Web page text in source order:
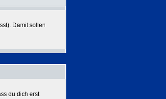
Damit sollen
du dich erst